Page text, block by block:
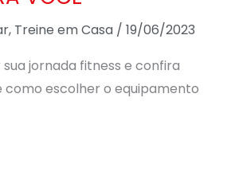
, Treine em Casa / 19/06/2023
jornada fitness e confira
como escolher o equipamento